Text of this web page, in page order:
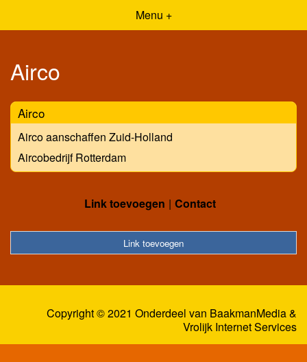
Menu +
Airco
Airco
Airco aanschaffen Zuid-Holland
Aircobedrijf Rotterdam
Link toevoegen Contact
Link toevoegen
Copyright © 2021 Onderdeel van BaakmanMedia&
Vrolijk Internet Services